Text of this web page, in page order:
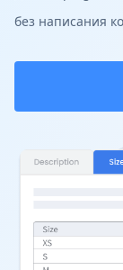
без написания